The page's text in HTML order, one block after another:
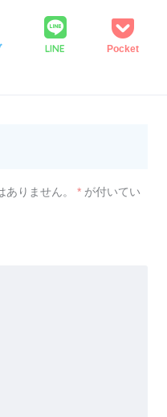
LINE Pocket
りません。 * が付いてい